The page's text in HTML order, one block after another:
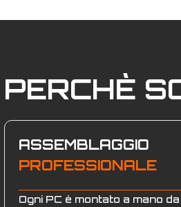
PERCHÈ
ASSEMBLAGGIO
PROFESSIONALE
Ogni PC è montato a mano